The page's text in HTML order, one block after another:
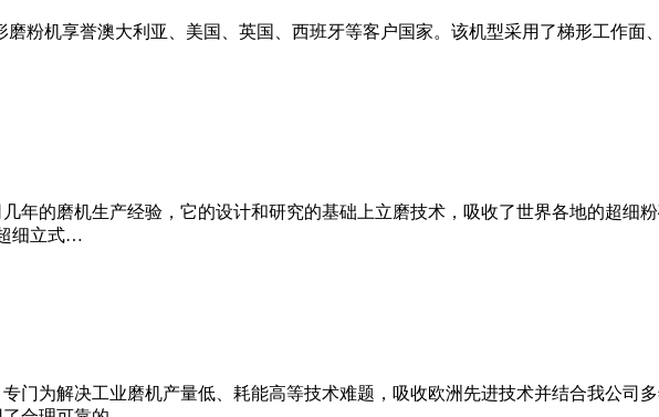
磨粉机享誉澳大利亚、美国、英国、西班牙等客户国家。该机型采用了梯形工作
年的磨机生产经验，它的设计和研究的基础上立磨技术，吸收了世界各地的超细
细立式…
门为解决工业磨机产量低、耗能高等技术难题，吸收欧洲先进技术并结合我公司